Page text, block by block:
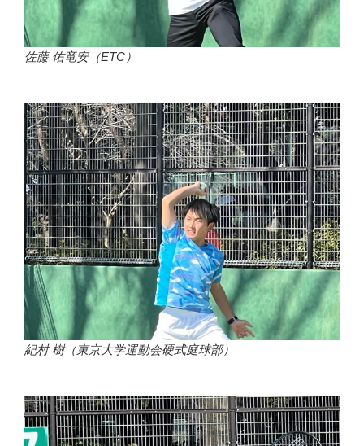
佐藤 佑竜安（ETC）
紀村 樹（東京大学運動会硬式庭球部）